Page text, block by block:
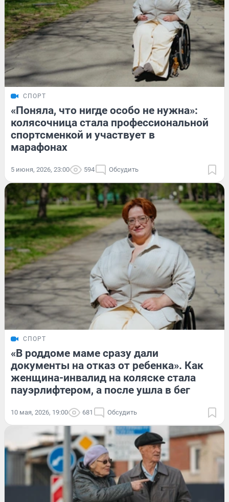
СПОРТ
«Поняла, что нигде особо не нужна»:
колясочница стала профессиональной
спортсменкой и участвует в
марафонах
5 июня, 2026, 23:00 594 Обсудить
СПОРТ
«В роддоме маме сразу дали
документы на отказ от ребенка». Как
женщина-инвалид на коляске стала
пауэрлифтером, а после ушла в бег
10 мая, 2026, 19:00 681 Обсудить